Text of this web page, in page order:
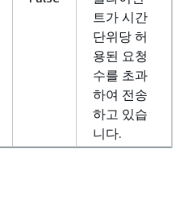
트가 시간
단위당 허
용된 요청
수를 초과
하여 전송
하고 있습
니다.